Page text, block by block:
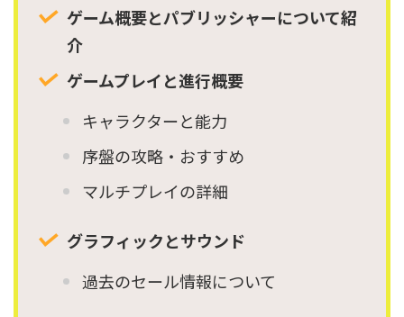
ゲーム概要とパブリッシャーについて紹
介
ゲームプレイと進行概要
キャラクターと能力
序盤の攻略・おすすめ
マルチプレイの詳細
グラフィックとサウンド
過去のセール情報について